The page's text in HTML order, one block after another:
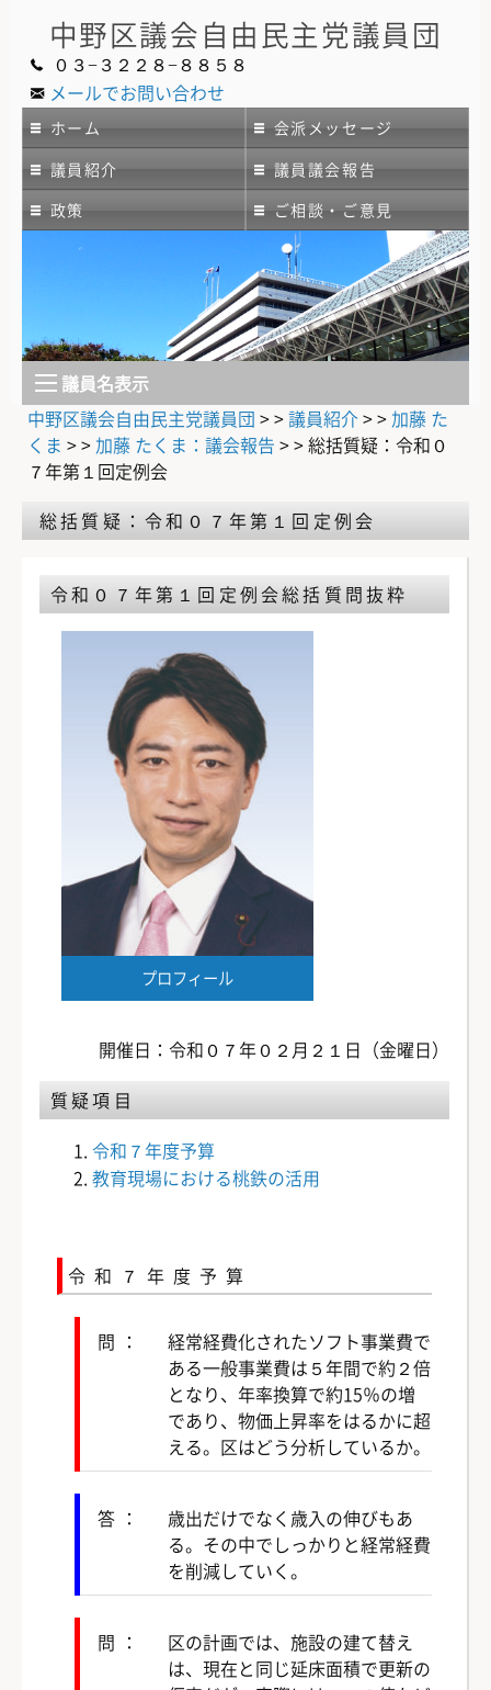
中野区議会自由民主党議員団
０３−３２２８−８８５８
メールでお問い合わせ
ホーム
会派メッセージ
議員紹介
議員議会報告
政策
ご相談・ご意見
議員名表示
中野区議会自由民主党議員団 > >議員紹介> > 加藤 た
くま > > 加藤 たくま：議会報告 > >総括質疑：令和０
７年第１回定例会
総括質疑：令和０７年第１回定例会
令和０７年第１回定例会総括質問抜粋
プロフィール
開催日：令和０７年０２月２１日（金曜日）
質疑項目
令和７年度予算
教育現場における桃鉄の活用
令和７年度予算
問：
経常経費化されたソフト事業費で
ある一般事業費は５年間で約２倍
となり、年率換算で約15％の増
であり、物価上昇率をはるかに超
える。区はどう分析しているか。
答：
歳出だけでなく歳入の伸びもあ
る。その中でしっかりと経常経費
を削減していく。
問：
区の計画では、施設の建て替え
は、現在と同じ延床面積で更新の